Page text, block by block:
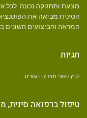
מונעת ותחזוקה נכונה. לכל
הסינית מביאה את
המראה והביצועים השונים
תגיות
לחץ נפשי מצבים רגשיים
טיפול ברפואה סינית,